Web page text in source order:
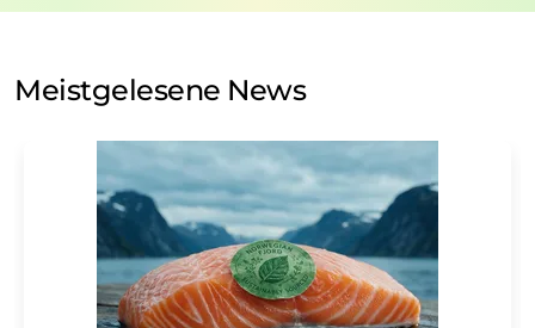
auf Basis unsererDatenschutzerklärung. LUMITOS darf
Meinungsforschung per E-Mail kontaktieren. Ihre
Einwilligung können Sie jederzeit ohne Angabe von
Str. 2, 12489 Berlin oder per E-Mail unter
widerruf@lumitos.commit Wirkung für die Zukunft
widerrufen. Zudem ist in jeder E-Mail ein Link zur
Abbestellung des entsprechenden Newsletters
enthalten.
Meistgelesene News